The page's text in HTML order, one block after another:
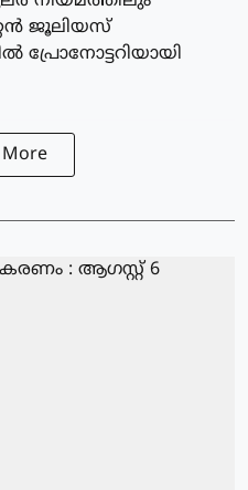
ജൂലിയസ്
പ്രോനോട്ടറിയായി
More